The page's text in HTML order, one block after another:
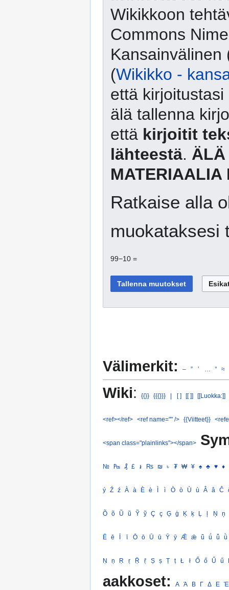
Wikikkoon
Commons
Kansainvälinen
(Wikikko -
että
älä tallenna
että kirjoitit
lähteestä. ÄLÄ
MATERIAALIA
Ratkaise alla
muokataksesi
99−10 =
Välimerkit: – ” ’ ° ≈
Wiki: {{}} {{{}}} | [ ] [[ ]] [[Luokka:]]
<ref></ref> <ref name="" /> {{Viitteet}}
<span class="plainlinks"></span>
№ ₧ ₰ £ ៛ ₨ ₪ ৳ ₮ ₩ ¥ ♠ ♣ ♥ ♦
ý Ź ź À à È è Ì ì Ò ò Ù ù Â â Ĉ
Õ õ Ũ ũ Ỹ ỹ Ç ç Ģ ģ Ķ ķ Ļ ļ Ņ ņ
Ē ē Ī ī Ō ō Ū ū Ȳ ȳ Ǣ ǣ ǖ ǘ ǚ ǜ
Ṇ ṇ Ṛ ṛ Ṝ ṝ Ṣ ṣ Ṭ ṭ Ł ł Ő ő Ű ű
aakkoset: Α Ά Β Γ Δ Ε Έ